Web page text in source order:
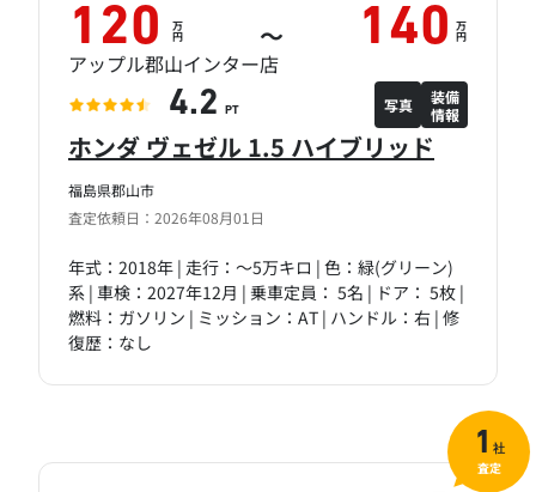
福島県郡山市
査定依頼日：2026年08月01日
ホンダ ヴェゼル 1.5 ハイブリッド
年式：2018年 | 走行：～5万キロ | 色：緑(グリーン)
系 | 車検：2027年12月 | 乗車定員： 5名 | ドア： 5枚 |
燃料：ガソリン | ミッション：AT | ハンドル：右 | 修
復歴：なし
120 万
円 ～ 140 万
円
アップル郡山インター店
4.2 PT 写真
装備
情報
1 社
査定